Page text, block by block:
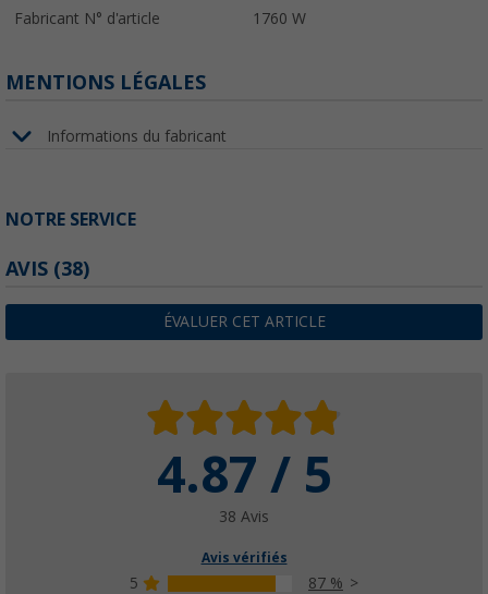
Fabricant N° d'article 1760 W
MENTIONS LÉGALES
Informations du fabricant
NOTRE SERVICE
AVIS (38)
ÉVALUER CET ARTICLE
4.87 / 5
38 Avis
Avis vérifiés
5
87 %